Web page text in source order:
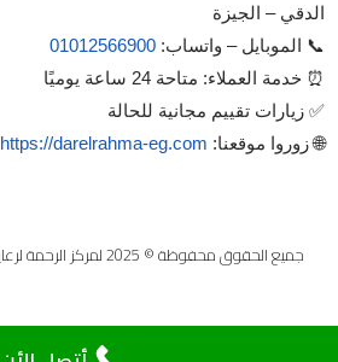
الدقي – الجيزة
📞 الموبايل – واتساب:01012566900
⏰ خدمة العملاء: متاحة 24 ساعة يوميًا
✅ زيارات تقييم مجانية للحالة
🌐 زوروا موقعنا: https://darelrahma-eg.com
جميع الحقوق محفوظة © 2025 لمركز الرحمة لرعاية المسنين والتمريض المنزلي.